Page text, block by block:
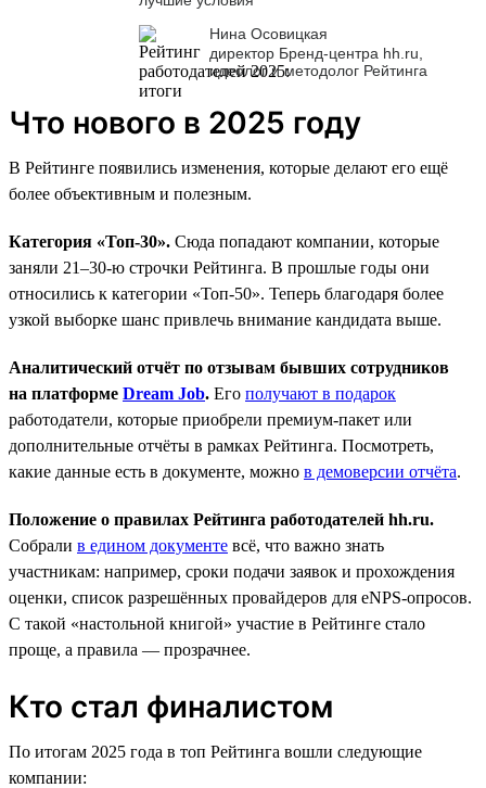
Нина Осовицкая
директор Бренд-центра hh.ru,
идеолог и методолог Рейтинга
Что нового в 2025 году
В Рейтинге появились изменения, которые делают его ещё
более объективным и полезным.
Категория «Топ-30». Сюда попадают компании, которые
заняли 21–30-ю строчки Рейтинга. В прошлые годы они
относились к категории «Топ-50». Теперь благодаря более
узкой выборке шанс привлечь внимание кандидата выше.
Аналитический отчёт по отзывам бывших сотрудников
на платформе Dream Job. Его получают в подарок
работодатели, которые приобрели премиум-пакет или
дополнительные отчёты в рамках Рейтинга. Посмотреть,
какие данные есть в документе, можно в демоверсии отчёта.
Положение о правилах Рейтинга работодателей hh.ru.
Собрали в едином документе всё, что важно знать
участникам: например, сроки подачи заявок и прохождения
оценки, список разрешённых провайдеров для eNPS-опросов.
С такой «настольной книгой» участие в Рейтинге стало
проще, а правила — прозрачнее.
Кто стал финалистом
По итогам 2025 года в топ Рейтинга вошли следующие
компании: